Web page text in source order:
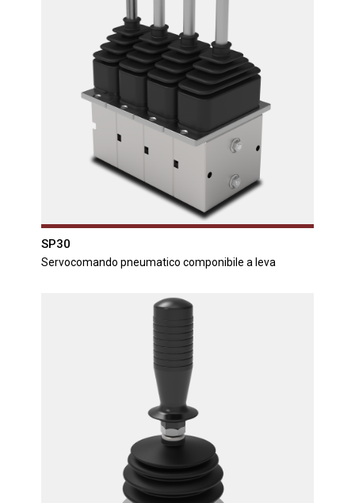
SP30
Servocomando pneumatico componibile a leva